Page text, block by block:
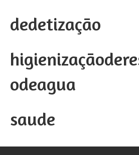
dedetização
odeagua
saude